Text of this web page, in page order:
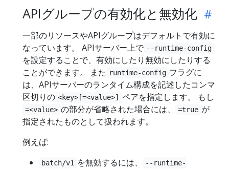
APIグループの有効化と無効化
一部のリソースやAPIグループはデフォルトで有効に
なっています。 APIサーバー上で --runtime-config
を設定することで、有効にしたり無効にしたりする
ことができます。 また runtime-config フラグに
は、APIサーバーのランタイム構成を記述したコンマ
区切りの <key>[=<value>] ペアを指定します。 もし
=<value> の部分が省略された場合には、 =true が
指定されたものとして扱われます。
例えば:
batch/v1 を無効するには、
--runtime-